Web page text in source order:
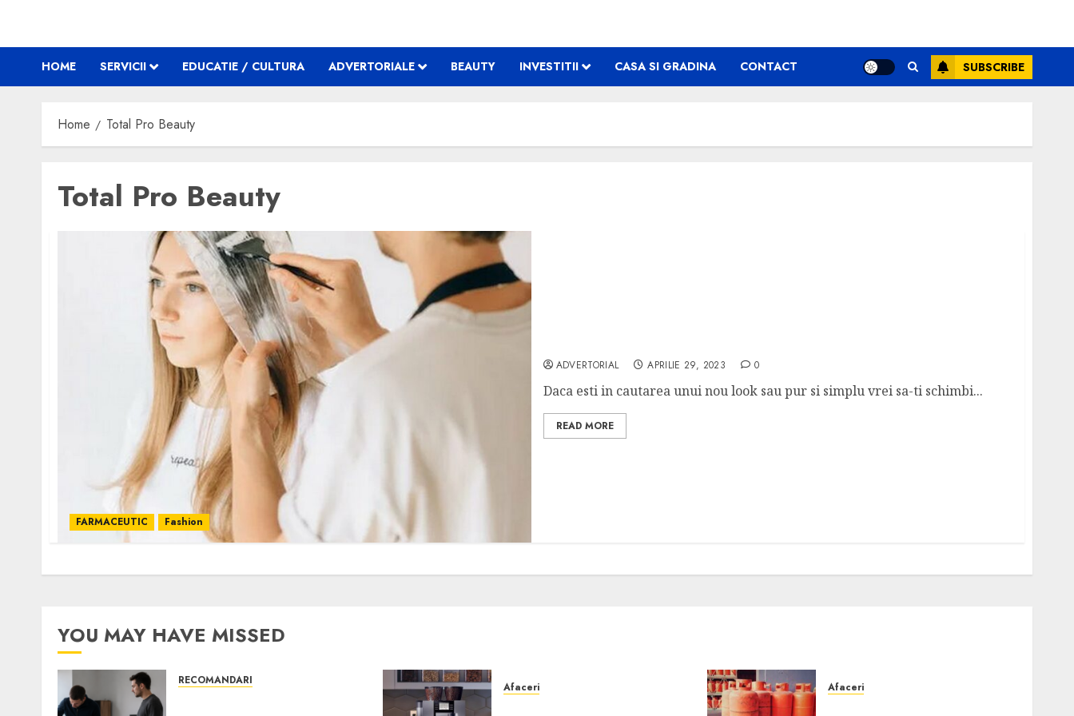
HOME SERVICII EDUCATIE / CULTURA ADVERTORIALE BEAUTY INVESTITII CASA SI GRADINA CONTACT SUBSCRIBE
Home Total Pro Beauty
Total Pro Beauty
FARMACEUTIC Fashion
ADVERTORIAL APRILIE 29, 2023 0
Daca esti in cautarea unui nou look sau pur si simplu vrei sa-ti schimbi...
READ MORE
YOU MAY HAVE MISSED
RECOMANDARI Afaceri Afaceri